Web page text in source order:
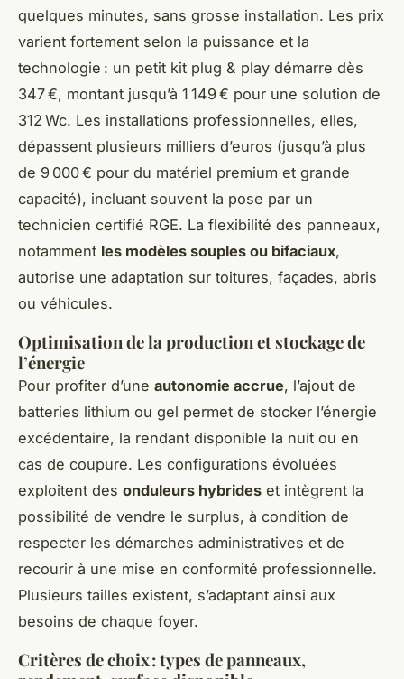
quelques minutes, sans grosse installation. Les prix
varient fortement selon la puissance et la
technologie : un petit kit plug & play démarre dès
347 €, montant jusqu’à 1 149 € pour une solution de
312 Wc. Les installations professionnelles, elles,
dépassent plusieurs milliers d’euros (jusqu’à plus
de 9 000 € pour du matériel premium et grande
capacité), incluant souvent la pose par un
technicien certifié RGE. La flexibilité des panneaux,
notamment les modèles souples ou bifaciaux,
autorise une adaptation sur toitures, façades, abris
ou véhicules.
Optimisation de la production et stockage de
l’énergie
Pour profiter d’une autonomie accrue, l’ajout de
batteries lithium ou gel permet de stocker l’énergie
excédentaire, la rendant disponible la nuit ou en
cas de coupure. Les configurations évoluées
exploitent des onduleurs hybrides et intègrent la
possibilité de vendre le surplus, à condition de
respecter les démarches administratives et de
recourir à une mise en conformité professionnelle.
Plusieurs tailles existent, s’adaptant ainsi aux
besoins de chaque foyer.
Critères de choix : types de panneaux,